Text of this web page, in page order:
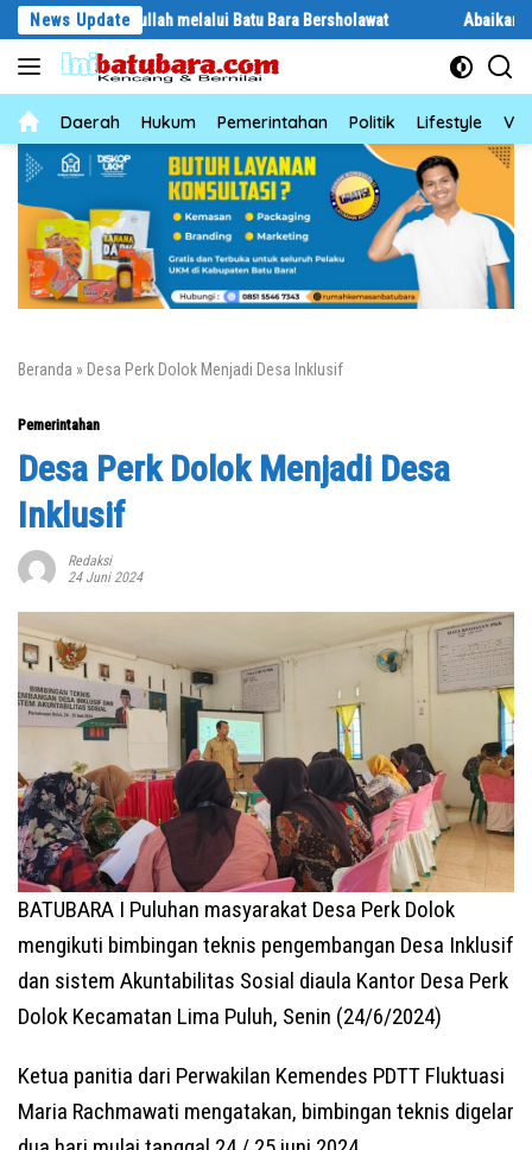
Langsung
konten
News Updatemelalui Batu Bara Bersholawat Abaikan Hari Libur,
NewsDaerah Hukum Pemerintahan Politik Lifestyle
Beranda » Desa Perk Dolok Menjadi Desa Inklusif
Pemerintahan
Desa Perk Dolok Menjadi Desa
Inklusif
Redaksi
24 Juni 2024
BATUBARA I Puluhan masyarakat Desa Perk Dolok
mengikuti bimbingan teknis pengembangan Desa Inklusif
dan sistem Akuntabilitas Sosial diaula Kantor Desa Perk
Dolok Kecamatan Lima Puluh, Senin (24/6/2024)
Ketua panitia dari Perwakilan Kemendes PDTT Fluktuasi
Maria Rachmawati mengatakan, bimbingan teknis digelar